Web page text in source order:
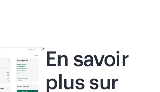
En savoir
plus sur